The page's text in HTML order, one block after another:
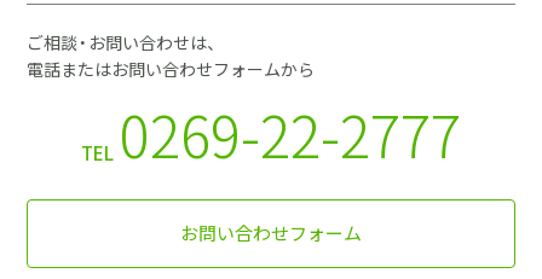
ご相談・お問い合わせは、
電話またはお問い合わせフォームから
TEL 0269-22-2777
お問い合わせフォーム